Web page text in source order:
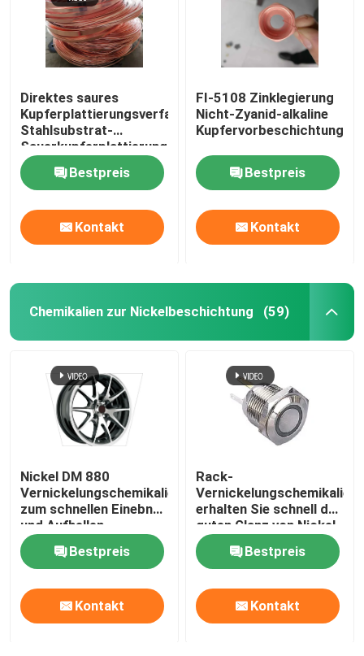
Direktes saures
Kupferplattierungsverfahren;
Stahlsubstrat-
Sauerkupferplattierungslösung
Glanzkupferplattierung;
FI-ZL001Bestpreis
Kontakt
FI-5108 Zinklegierung
Nicht-Zyanid-alkaline
Kupfervorbeschichtung
Bestpreis
Kontakt
Chemikalien zur Nickelbeschichtung (59)
Nickel DM 880
Vernickelungschemikalien
zum schnellen Einebnen
und Aufhellen
Bestpreis
Kontakt
Rack-
Vernickelungschemikalien,
erhalten Sie schnell den
guten Glanz von Nickel
MAX 870
Bestpreis
Kontakt